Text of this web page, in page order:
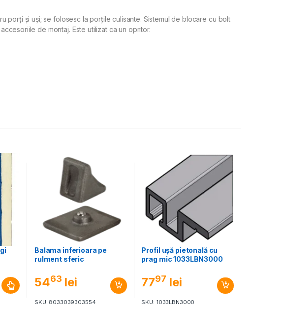
porți și uși; se folosesc la porțile culisante. Sistemul de blocare cu bolt
de montaj. Este utilizat ca un opritor.
Balama inferioara pe
rulment sferic
5463 lei
SKU: 8033039303554
Profil ușă pietonală cu
prag mic 1033LBN3000
7797 lei
SKU: 1033LBN3000